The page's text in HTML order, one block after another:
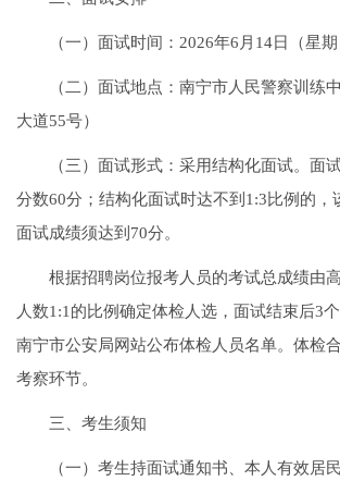
（一）面试时间：2026年6月14日（星期
（二）面试地点：南宁市人民警察训练
大道55号）
（三）面试形式：采用结构化面试。面
分数60分；结构化面试时达不到1:3比例的，
面试成绩须达到70分。
根据招聘岗位报考人员的考试总成绩由
人数1:1的比例确定体检人选，面试结束后3
南宁市公安局网站公布体检人员名单。体检
考察环节。
三、考生须知
（一）考生持面试通知书、本人有效居